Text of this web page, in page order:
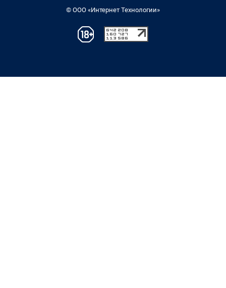
© ООО «Интернет Технологии»